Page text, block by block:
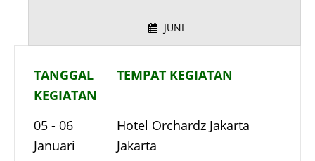
JUNI
TANGGAL
KEGIATAN
TEMPAT KEGIATAN
05 - 06
Januari
Hotel Orchardz Jakarta
Jakarta